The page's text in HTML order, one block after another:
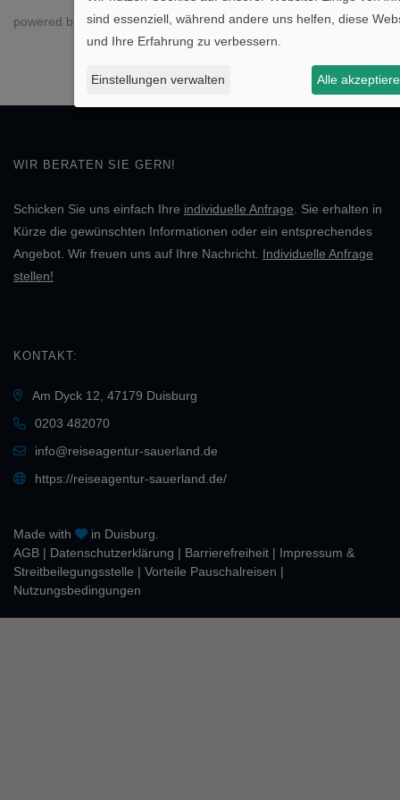
powered by DER Touristik Partner-Service&netzlodern.
WIR BERATEN SIE GERN!
Schicken Sie uns einfach Ihre individuelle Anfrage . Sie erhalten in
Kürze die gewünschten Informationen oder ein entsprechendes
Angebot. Wir freuen uns auf Ihre Nachricht. Individuelle Anfrage
stellen!
KONTAKT:
Am Dyck 12, 47179 Duisburg
0203 482070
info@reiseagentur-sauerland.de
https://reiseagentur-sauerland.de/
Made with
in Duisburg.
AGB | Daten­schutz­erklärung | Barrierefreiheit | Impressum &
Streitbeilegungsstelle | Vorteile Pauschalreisen |
Nutzungsbedingungen
sind essenziell, während andere uns helfen, diese
und Ihre Erfahrung zu verbessern.
Einstellungen verwalten Alle